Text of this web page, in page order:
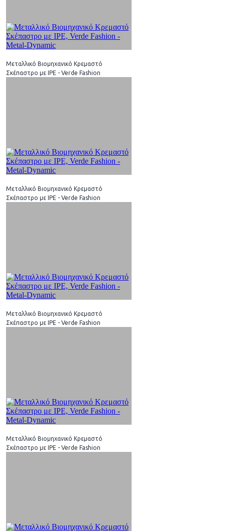
Μεταλλικό Βιομηχανικό Κρεμαστό
Σκέπαστρο με IPE - Verde Fashion
Μεταλλικό Βιομηχανικό Κρεμαστό
Σκέπαστρο με IPE - Verde Fashion
Μεταλλικό Βιομηχανικό Κρεμαστό
Σκέπαστρο με IPE - Verde Fashion
Μεταλλικό Βιομηχανικό Κρεμαστό
Σκέπαστρο με IPE - Verde Fashion